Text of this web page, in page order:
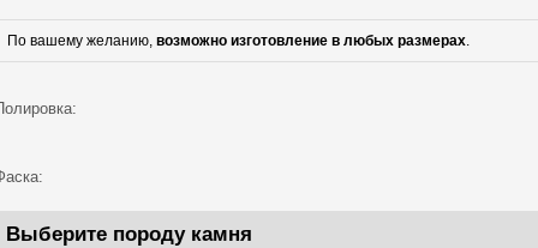
По вашему желанию, возможно изготовление в любых размерах.
Выберите породу камня